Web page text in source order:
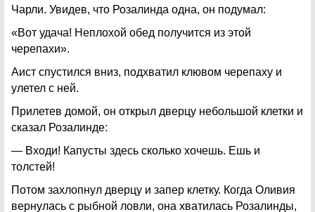
Чарли. Увидев, что Розалинда одна, он подумал:
«Вот удача! Неплохой обед получится из этой
черепахи».
Аист спустился вниз, подхватил клювом черепаху и
улетел с ней.
Прилетев домой, он открыл дверцу небольшой клетки и
сказал Розалинде:
— Входи! Капусты здесь сколько хочешь. Ешь и
толстей!
Потом захлопнул дверцу и запер клетку. Когда Оливия
вернулась с рыбной ловли, она хватилась Розалинды,